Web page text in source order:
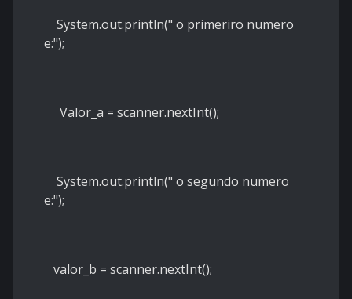
System.out.println(" o primeriro numero
e:");
Valor_a = scanner.nextInt();
System.out.println(" o segundo numero
e:");
valor_b = scanner.nextInt();